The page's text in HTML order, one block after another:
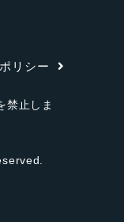
リシー
禁止しま